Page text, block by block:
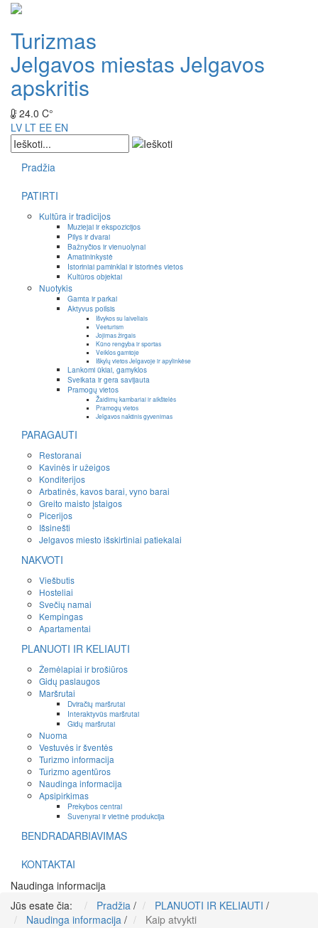
Turizmas
Jelgavos miestas Jelgavos
apskritis
24.0 C°
LV LT EE EN
Pradžia
PATIRTI
Kultūra ir tradicijos
Muziejai ir ekspozicijos
Pilys ir dvarai
Bažnyčios ir vienuolynai
Amatininkystė
Istoriniai paminklai ir istorinės vietos
Kultūros objektai
Nuotykis
Gamta ir parkai
Aktyvus poilsis
Išvykos su laiveliais
Veeturism
Jojimas žirgais
Kūno rengyba ir sportas
Veiklos gamtoje
Iškylų vietos Jelgavoje ir apylinkėse
Lankomi ūkiai, gamyklos
Sveikata ir gera savijauta
Pramogų vietos
Žaidimų kambariai ir aikštelės
Pramogų vietos
Jelgavos naktinis gyvenimas
PARAGAUTI
Restoranai
Kavinės ir užeigos
Konditerijos
Arbatinės, kavos barai, vyno barai
Greito maisto įstaigos
Picerijos
Išsinešti
Jelgavos miesto išskirtiniai patiekalai
NAKVOTI
Viešbutis
Hosteliai
Svečių namai
Kempingas
Apartamentai
PLANUOTI IR KELIAUTI
Žemėlapiai ir brošiūros
Gidų paslaugos
Maršrutai
Dviračių maršrutai
Interaktyvūs maršrutai
Gidų maršrutai
Nuoma
Vestuvės ir šventės
Turizmo informacija
Turizmo agentūros
Naudinga informacija
Apsipirkimas
Prekybos centrai
Suvenyrai ir vietinė produkcija
BENDRADARBIAVIMAS
KONTAKTAI
Naudinga informacija
Jūs esate čia:
Pradžia / PLANUOTI IR KELIAUTI /
Naudinga informacija / Kaip atvykti